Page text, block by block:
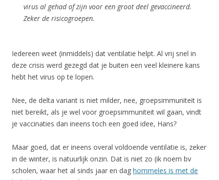
virus al gehad of zijn voor een groot deel gevaccineerd.
Zeker de risicogroepen.
Iedereen weet (inmiddels) dat ventilatie helpt. Al vrij snel in
deze crisis werd gezegd dat je buiten een veel kleinere kans
hebt het virus op te lopen.
Nee, de delta variant is niet milder, nee, groepsimmuniteit is
niet bereikt, als je wel voor groepsimmuniteit wil gaan, vindt
je vaccinaties dan ineens toch een goed idee, Hans?
Maar goed, dat er ineens overal voldoende ventilatie is, zeker
in de winter, is natuurlijk onzin. Dat is niet zo (ik noem bv
scholen, waar het al sinds jaar en dag hommeles is met de